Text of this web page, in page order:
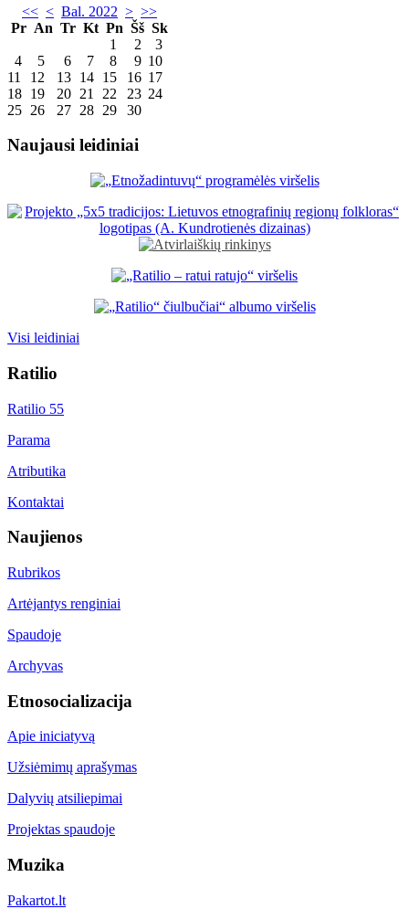
<< < Bal. 2022 > >>
Pr An Tr Kt Pn Šš Sk
1
2
3
4
5 6 7 8 9 10
11
12 13 14 15 16 17
18 19 20 21 22 23 24
25 26 27 28 29 30
Naujausi leidiniai
Visi leidiniai
Ratilio
Ratilio 55
Parama
Atributika
Kontaktai
Naujienos
Rubrikos
Artėjantys renginiai
Spaudoje
Archyvas
Etnosocializacija
Apie iniciatyvą
Užsiėmimų aprašymas
Dalyvių atsiliepimai
Projektas spaudoje
Muzika
Pakartot.lt